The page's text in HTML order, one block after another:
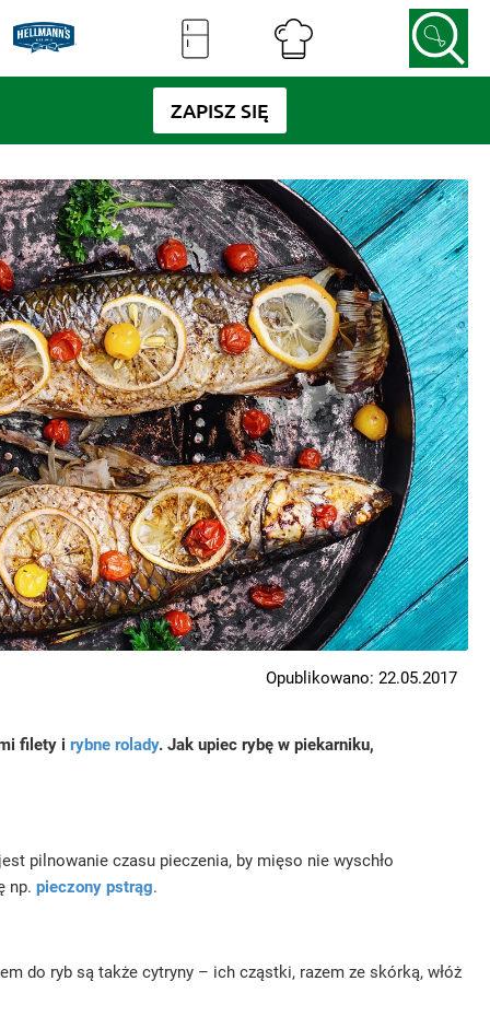
ZAPISZ SIĘ
Opublikowano: 22.05.2017
filety i rybne rolady. Jak upiec rybę w piekarniku,
pilnowanie czasu pieczenia, by mięso nie wyschło
np. pieczony pstrąg.
do ryb są także cytryny – ich cząstki, razem ze skórką, włóż